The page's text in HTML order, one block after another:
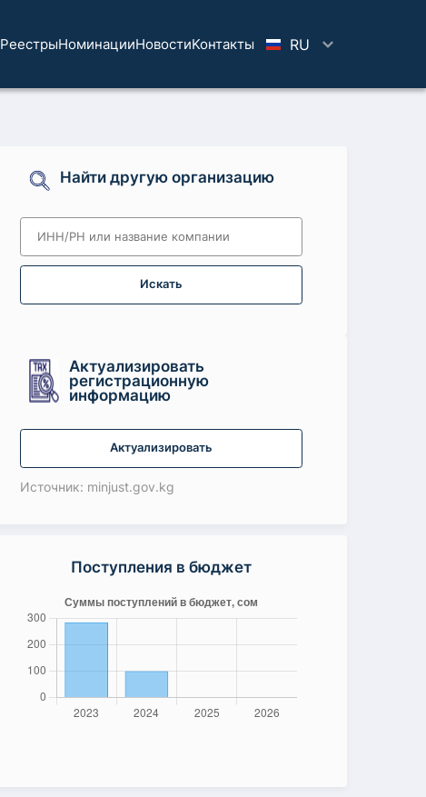
РеестрыНоминацииНовостиKoнтaкты RU
Найти другую организацию
Искать
Актуализировать
регистрационную
информацию
Актуализировать
Источник: minjust.gov.kg
Поступления в бюджет